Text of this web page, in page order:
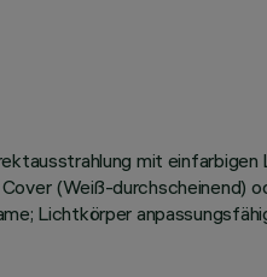
mit
(Weiß-
Lichtkörper